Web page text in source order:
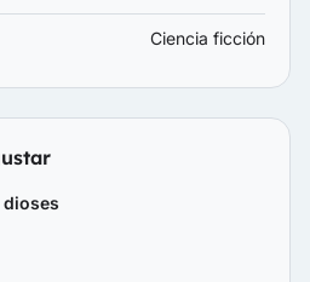
Ciencia ficción